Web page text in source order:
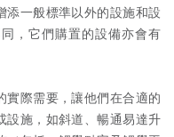
添一般標準以外的設施和設
，它們購置的設備亦會有
實際需要，讓他們在合適的
設施，如斜道、暢通易達升